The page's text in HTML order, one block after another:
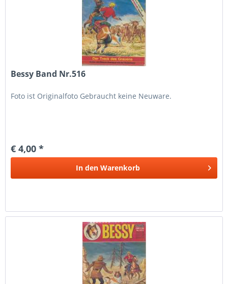
Bessy Band Nr.516
Foto ist Originalfoto Gebraucht keine Neuware.
€ 4,00 *
In den Warenkorb